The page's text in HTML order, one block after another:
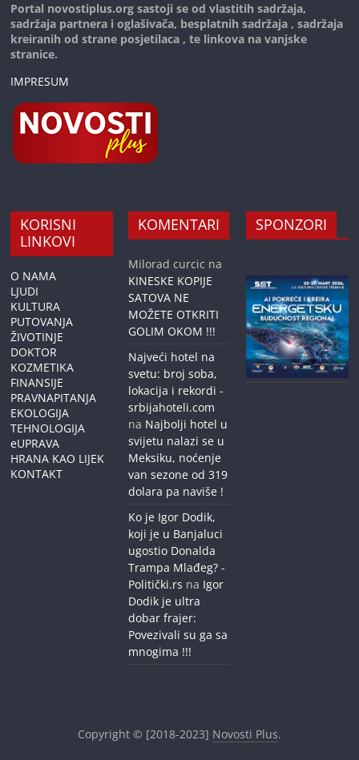
Portal novostiplus.org sastoji se od vlastitih sadržaja,
sadržaja partnera i oglašivača, besplatnih sadržaja , sadržaja
kreiranih od strane posjetilaca , te linkova na vanjske
stranice.
IMPRESUM
KORISNI
LINKOVI
O NAMA
LJUDI
KULTURA
PUTOVANJA
ŽIVOTINJE
DOKTOR
KOZMETIKA
FINANSIJE
PRAVNAPITANJA
EKOLOGIJA
TEHNOLOGIJA
eUPRAVA
HRANA KAO LIJEK
KONTAKT
KOMENTARI
Milorad curcic na
KINESKE KOPIJE
SATOVA NE
MOŽETE OTKRITI
GOLIM OKOM !!!
Najveći hotel na
svetu: broj soba,
lokacija i rekordi -
srbijahoteli.com
na Najbolji hotel u
svijetu nalazi se u
Meksiku, noćenje
van sezone od 319
dolara pa naviše !
Ko je Igor Dodik,
koji je u Banjaluci
ugostio Donalda
Trampa Mlađeg? -
Politički.rs na Igor
Dodik je ultra
dobar frajer:
Povezivali su ga sa
mnogima !!!
SPONZORI
Copyright © [2018-2023] Novosti Plus.